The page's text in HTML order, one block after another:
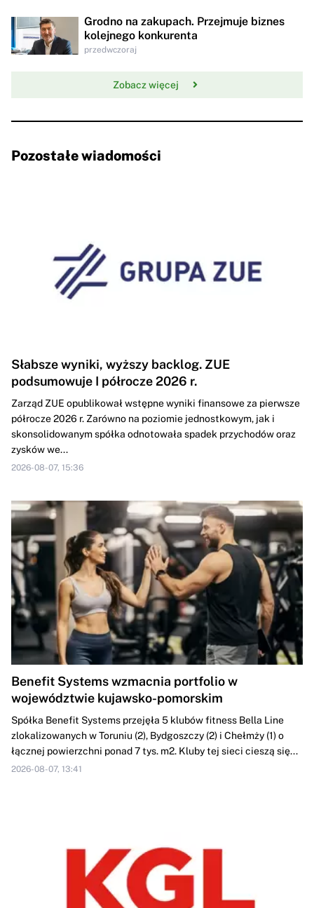
Grodno na zakupach. Przejmuje biznes
kolejnego konkurenta
przedwczoraj
Zobacz więcej
Pozostałe wiadomości
Słabsze wyniki, wyższy backlog. ZUE
podsumowuje I półrocze 2026 r.
Zarząd ZUE opublikował wstępne wyniki finansowe za pierwsze
półrocze 2026 r. Zarówno na poziomie jednostkowym, jak i
skonsolidowanym spółka odnotowała spadek przychodów oraz
zysków we...
2026-08-07, 15:36
Benefit Systems wzmacnia portfolio w
województwie kujawsko-pomorskim
Spółka Benefit Systems przejęła 5 klubów fitness Bella Line
zlokalizowanych w Toruniu (2), Bydgoszczy (2) i Chełmży (1) o
łącznej powierzchni ponad 7 tys. m2. Kluby tej sieci cieszą się...
2026-08-07, 13:41